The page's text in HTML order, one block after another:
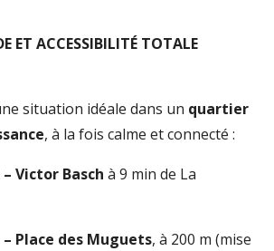
ET ACCESSIBILITÉ TOTALE
situation idéale dans un quartier
, à la fois calme et connecté :
Victor Basch à 9 min de La
Place des Muguets, à 200 m (mise